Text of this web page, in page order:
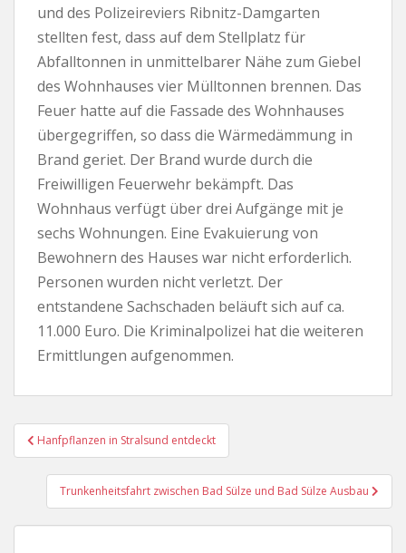
und des Polizeireviers Ribnitz-Damgarten
stellten fest, dass auf dem Stellplatz für
Abfalltonnen in unmittelbarer Nähe zum Giebel
des Wohnhauses vier Mülltonnen brennen. Das
Feuer hatte auf die Fassade des Wohnhauses
übergegriffen, so dass die Wärmedämmung in
Brand geriet. Der Brand wurde durch die
Freiwilligen Feuerwehr bekämpft. Das
Wohnhaus verfügt über drei Aufgänge mit je
sechs Wohnungen. Eine Evakuierung von
Bewohnern des Hauses war nicht erforderlich.
Personen wurden nicht verletzt. Der
entstandene Sachschaden beläuft sich auf ca.
11.000 Euro. Die Kriminalpolizei hat die weiteren
Ermittlungen aufgenommen.
Beitragsnavigation
Hanfpflanzen in Stralsund entdeckt
Trunkenheitsfahrt zwischen Bad Sülze und Bad Sülze Ausbau